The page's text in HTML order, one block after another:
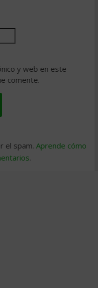
y web en este
comente.
el spam. Aprende cómo
.